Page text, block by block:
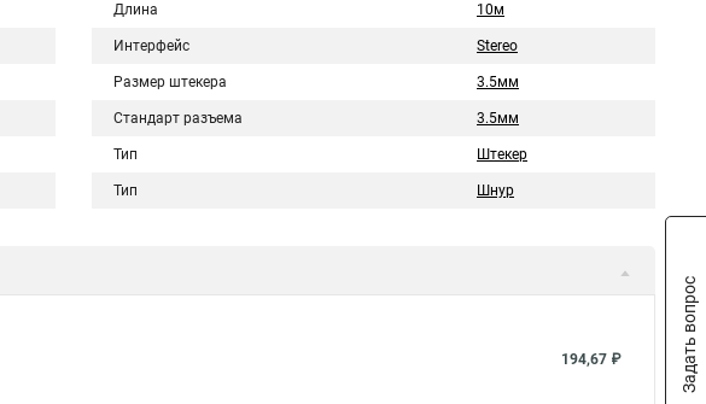
Длина 10м
Интерфейс Stereo
Размер штекера 3.5мм
Стандарт разъема 3.5мм
Тип Штекер
Тип Шнур
194,67 ₽ Задать вопрос